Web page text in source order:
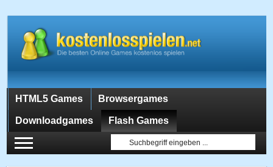
HTML5 Games Browsergames
Downloadgames Flash Games